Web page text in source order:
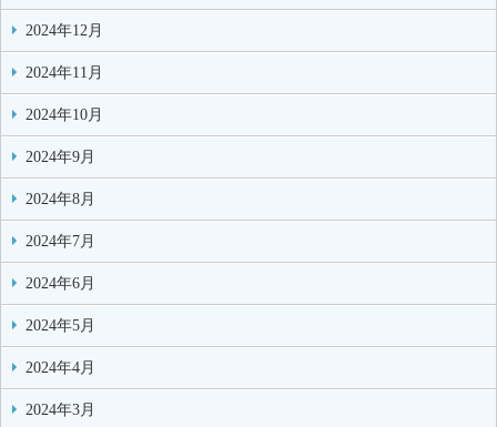
2024年12月
2024年11月
2024年10月
2024年9月
2024年8月
2024年7月
2024年6月
2024年5月
2024年4月
2024年3月